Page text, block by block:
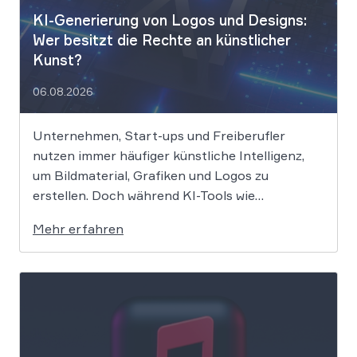
KI-Generierung von Logos und Designs:
Wer besitzt die Rechte an künstlicher
Kunst?
06.08.2026
Unternehmen, Start-ups und Freiberufler
nutzen immer häufiger künstliche Intelligenz,
um Bildmaterial, Grafiken und Logos zu
erstellen. Doch während KI-Tools wie
Sekundenschnelle beeindruckende Ergebnisse
liefern, wirft der Einsatz von Algorithmen in der
Kreativbranche komplexe juristische Fragen
das Patentrecht […]
Mehr erfahren